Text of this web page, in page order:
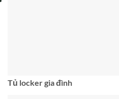
Tủ locker gia đình